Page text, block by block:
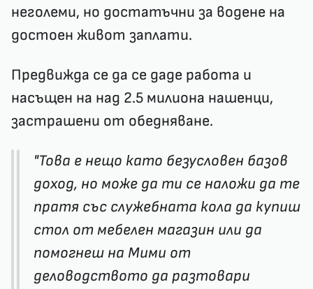
неголеми, но достатъчни за водене на
достоен живот заплати.
Предвижда се да се даде работа и
насъщен на над 2.5 милиона нашенци,
застрашени от обедняване.
"Това е нещо като безусловен базов
доход, но може да ти се наложи да те
пратя със служебната кола да купиш
стол от мебелен магазин или да
помогнеш на Мими от
деловодството да разтовари